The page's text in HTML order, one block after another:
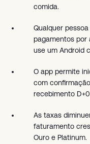
comida.
Qualquer
pagamentos por
use um Android
O app permite
com
recebimento D+0
As taxas
faturamento
Ouro e Platinum.